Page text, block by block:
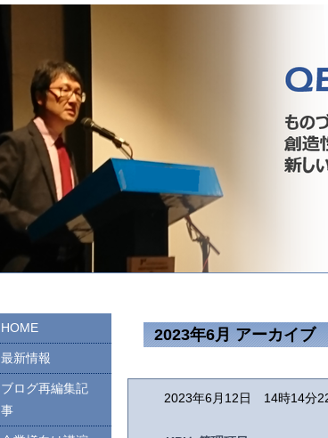
2023年6月 アーカイブ
2023年6月12日 14時14分
HOME
最新情報
ブログ再編集記
事